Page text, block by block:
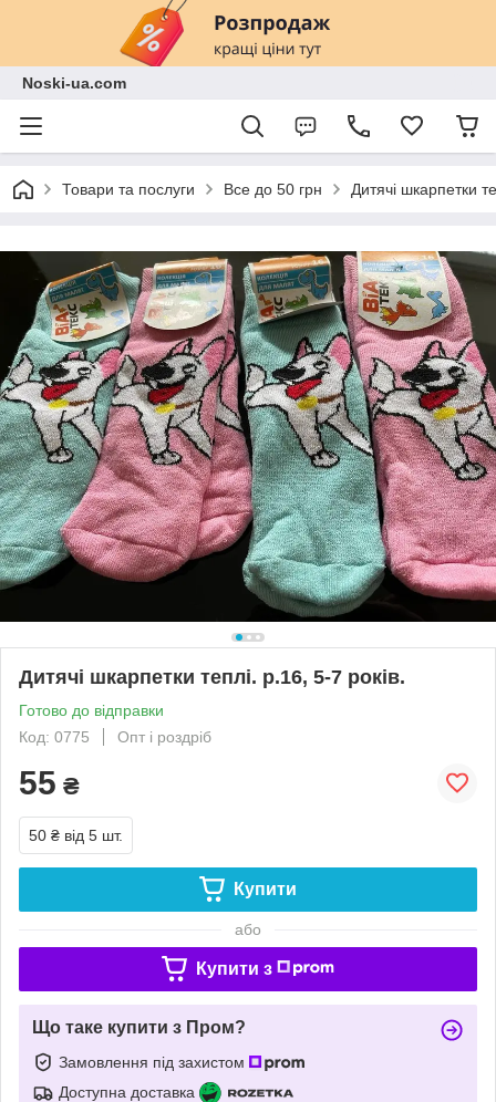
Noski-ua.com
Товари та послуги Все до 50 грн Дитячі шкарпетки
Дитячі шкарпетки теплі. р.16, 5-7 років.
Готово до відправки
Код: 0775
Опт і роздріб
55 ₴
50 ₴ від 5 шт.
Купити
або
Купити з
Що таке купити з Пром?
Замовлення під захистом
Доступна доставка